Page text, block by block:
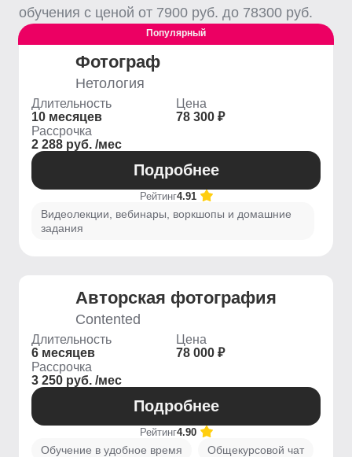
обучения с ценой от 7900 руб. до 78300 руб.
Популярный
Фотограф
Нетология
Длительность
10 месяцев
Цена
78 300 ₽
Рассрочка
2 288 руб. /мес
Подробнее
Рейтинг4.91
Видеолекции, вебинары, воркшопы и домашние
задания
Авторская фотография
Contented
Длительность
6 месяцев
Цена
78 000 ₽
Рассрочка
3 250 руб. /мес
Подробнее
Рейтинг4.90
Обучение в удобное время Общекурсовой чат